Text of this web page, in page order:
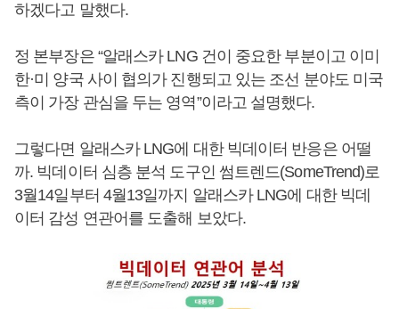
하겠다고 말했다.
정 본부장은 “알래스카 LNG 건이 중요한 부분이고 이미
한·미 양국 사이 협의가 진행되고 있는 조선 분야도 미국
측이 가장 관심을 두는 영역”이라고 설명했다.
그렇다면 알래스카 LNG에 대한 빅데이터 반응은 어떨
까. 빅데이터 심층 분석 도구인 썸트렌드(SomeTrend)로
3월14일부터 4월13일까지 알래스카 LNG에 대한 빅데
이터 감성 연관어를 도출해 보았다.